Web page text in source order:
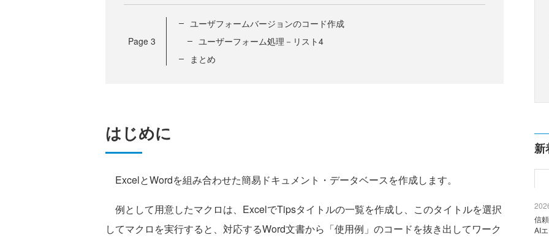
Page 3
ユーザフォームバージョンのコード作成
ユーザーフォーム処理－リスト4
まとめ
はじめに
ExcelとWordを組み合わせた簡易ドキュメント・データベースを作成します。
例として用意したマクロは、ExcelでTipsタイトルの一覧を作成し、このタイトルを選択
してマクロを実行すると、対応するWord文書から「使用例」のコードを抜き出してワーク
新
信
AI